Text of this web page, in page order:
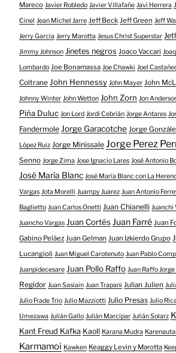
Mareco Javier Robledo Javier Villafañe Javi Herrera
Cinel Jean Michel Jarre Jeff Beck Jeff Green Jeff
Jerry Garcia Jerry Marotta Jesus Christ Superstar
Jimmy Johnson Jinetes negros Joaco Vaccari
Lombardo Joe Bonamassa Joe Chawki Joel
Coltrane John Hennessy John Mayer John
Johnny Winter John Wetton John Zorn Jon
Piña Duluc Jon Lord Jordi Cebrián Jorge Antares
Fandermole Jorge Garacotche Jorge
López Ruiz Jorge Minissale Jorge Perez
Senno Jorge Zima Jose Ignacio Lares José Antonio
José María Blanc José María Blanc con La
Vargas Jota Morelli Juampy Juarez Juan Antonio
Baglietto Juan Carlos Onetti Juan Chianelli Juanchi
Juancho Vargas Juan Cortés Juan Farré Juan
Gabino Peláez Juan Gelman Juan Izkierdo Grupo
Lucangioli Juan Miguel Carotenuto Juan Pablo
Juanpidecesare Juan Pollo Raffo Juan Raffo
Regidor Juan Sasiain Juan Trapani Julian Julien
Julio Frade Trio Julio Mazziotti Julio Presas Julio
Umezawa Julián Gallo Julián Marcipar Julián Solarz
Kant Freud Kafka Kaoll Karana Mudra
Karmamoi Kawken Keaggy Levin y Marotta